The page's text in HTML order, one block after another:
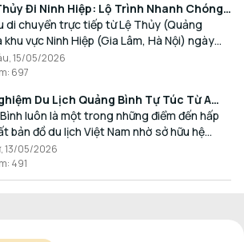
Đi Ninh Hiệp: Lộ Trình Nhanh Chóng,
Tận Nơi
di chuyển trực tiếp từ Lệ Thủy (Quảng
khu vực Ninh Hiệp (Gia Lâm, Hà Nội) ngày
tăng, đặc biệt đối với các hành khách có
giao thương, kinh doanh và mua sắm.
15/05/2026
: 697
Du Lịch Quảng Bình Tự Túc Từ A
Tiết Nhất
luôn là một trong những điểm đến hấp
bản đồ du lịch Việt Nam nhờ sở hữu hệ
động kỳ vĩ, những bãi biển hoang sơ và
đậm đà bản sắc.
13/05/2026
: 491